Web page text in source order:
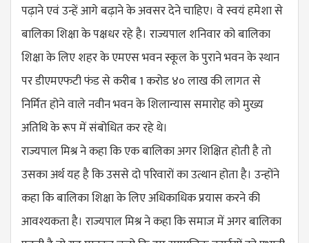
पढ़ाने एवं उन्हें आगे बढ़ाने के अवसर देने चाहिए। वे स्वयं हमेशा से
बालिका शिक्षा के पक्षधर रहे है। राज्यपाल शनिवार को बालिका
शिक्षा के लिए शहर के एमएस भवन स्कूल के पुराने भवन के स्थान
पर डीएमएफटी फंड से करीब 1 करोड ४० लाख की लागत से
निर्मित होने वाले नवीन भवन के शिलान्यास समारोह को मुख्य
अतिथि के रूप में संबोधित कर रहे थे।
राज्यपाल मिश्र ने कहा कि एक बालिका अगर शिक्षित होती है तो
उसका अर्थ यह है कि उससे दो परिवारों का उत्थान होता है। उन्होंने
कहा कि बालिका शिक्षा के लिए अधिकाधिक प्रयास करने की
आवश्यकता है। राज्यपाल मिश्र ने कहा कि समाज में अगर बालिका